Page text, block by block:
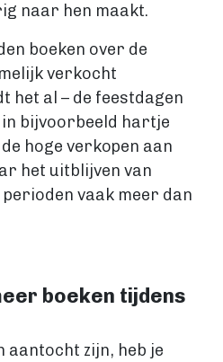
naar hen maakt.
boeken over de
verkocht
het al – de feestdagen
bijvoorbeeld hartje
hoge verkopen aan
het uitblijven van
vaak meer dan
boeken tijdens
aantocht zijn, heb je